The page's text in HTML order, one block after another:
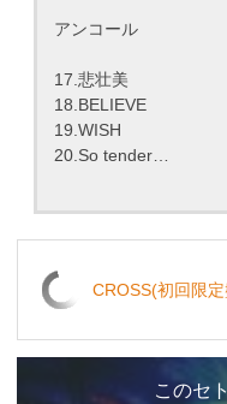
アンコール
17.悲壮美
18.BELIEVE
19.WISH
20.So tender…
CROSS(初回限
このセ